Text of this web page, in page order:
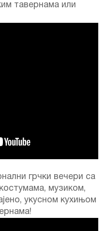
тавернама или
грчки вечери са
музиком,
укусном кухињом